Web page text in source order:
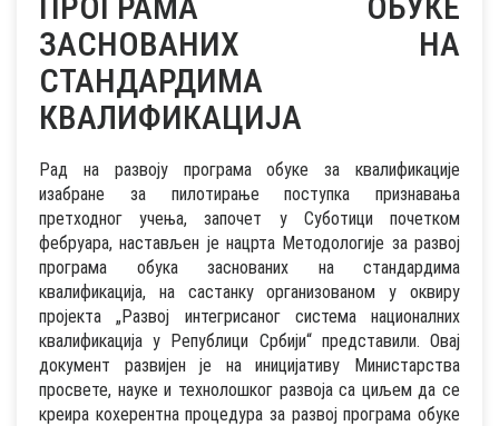
ЗАСНОВАНИХ НА
СТАНДАРДИМА
КВАЛИФИКАЦИЈА
Рад на развоју програма обуке за квалификације
изабране за пилотирање поступка признавања
претходног учења, започет у Суботици почетком
фебруара, настављен је нацрта Методолoгије за развој
програма обука заснованих на стандардима
квалификација, на састанку организованом у оквиру
пројекта „Развој интегрисаног система националних
квалификација у Републици Србији“ представили. Овај
документ развијен је на иницијативу Министарства
просвете, науке и технолошког развоја са циљем да се
креира кохерентна процедура за развој програма обуке